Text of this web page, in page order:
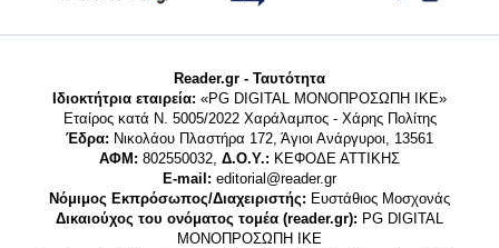
Reader.gr - Ταυτότητα
Ιδιοκτήτρια εταιρεία: «PG DIGITAL MONΟΠΡΟΣΩΠΗ ΙΚΕ»
Εταίρος κατά Ν. 5005/2022 Χαράλαμπος - Χάρης Πολίτης
Έδρα: Νικολάου Πλαστήρα 172, Άγιοι Ανάργυροι, 13561
ΑΦΜ: 802550032, Δ.Ο.Υ.: ΚΕΦΟΔΕ ΑΤΤΙΚΗΣ
E-mail: editorial@reader.gr
Νόμιμος Εκπρόσωπος/Διαχειριστής: Ευστάθιος Μοσχονάς
Δικαιούχος του ονόματος τομέα (reader.gr): PG DIGITAL
MONΟΠΡΟΣΩΠΗ ΙΚΕ